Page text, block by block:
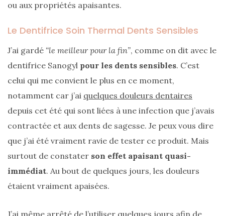
DIY/Recettes
(13)
Mode
(502)
Actualités
mode
mode
ou aux propriétés apaisantes.
Le Dentifrice Soin Thermal Dents Sensibles
J’ai gardé “le meilleur pour la fin”, comme on dit avec le
dentifrice Sanogyl pour les dents sensibles. C’est
celui qui me convient le plus en ce moment,
notamment car j’ai quelques douleurs dentaires
depuis cet été qui sont liées à une infection que j’avais
contractée et aux dents de sagesse. Je peux vous dire
que j’ai été vraiment ravie de tester ce produit. Mais
surtout de constater son effet apaisant quasi-
immédiat. Au bout de quelques jours, les douleurs
étaient vraiment apaisées.
J’ai même arrêté de l’utiliser quelques jours afin de